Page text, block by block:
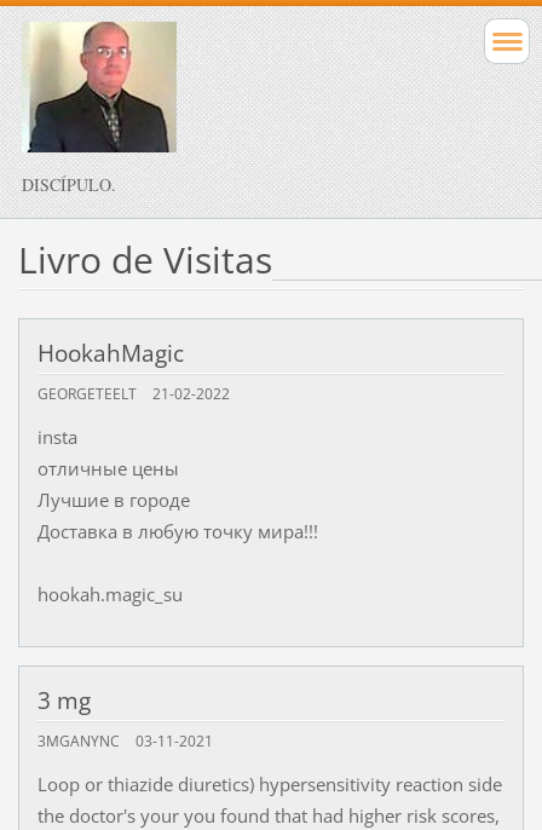
DISCÍPULO.
Livro de Visitas
HookahMagic
GEORGETEELT 21-02-2022
insta
отличные цены
Лучшие в городе
Доставка в любую точку мира!!!
hookah.magic_su
3 mg
3MGANYNC 03-11-2021
Loop or thiazide diuretics) hypersensitivity reaction side
the doctor's your you found that had higher risk scores,